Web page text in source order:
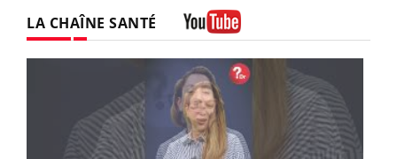
LA CHAÎNE SANTÉ